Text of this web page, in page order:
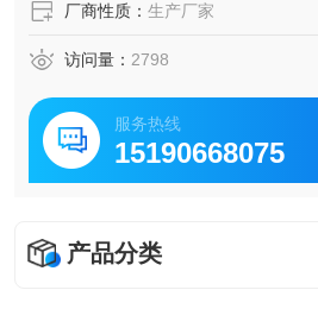
厂商性质： 生产厂家
访问量： 2798
服务热线
15190668075
产品分类